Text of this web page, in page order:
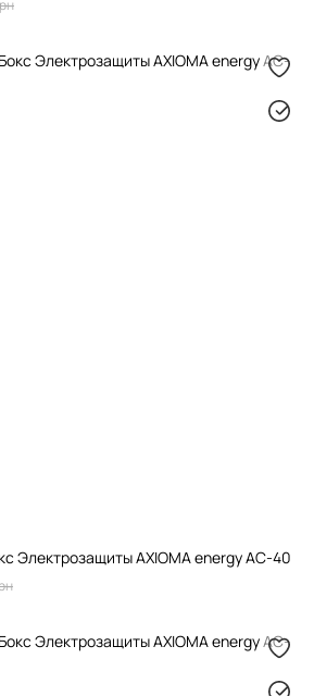
Электрозащиты AXIOMA energy AC-40